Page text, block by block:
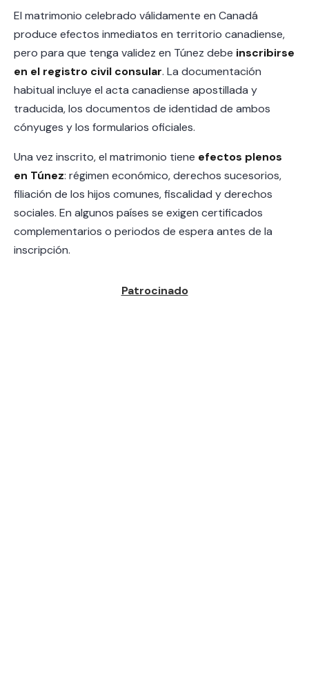
El matrimonio celebrado válidamente en Canadá
produce efectos inmediatos en territorio canadiense,
pero para que tenga validez en Túnez debe inscribirse
en el registro civil consular. La documentación
habitual incluye el acta canadiense apostillada y
traducida, los documentos de identidad de ambos
cónyuges y los formularios oficiales.
Una vez inscrito, el matrimonio tiene efectos plenos
en Túnez: régimen económico, derechos sucesorios,
filiación de los hijos comunes, fiscalidad y derechos
sociales. En algunos países se exigen certificados
complementarios o periodos de espera antes de la
inscripción.